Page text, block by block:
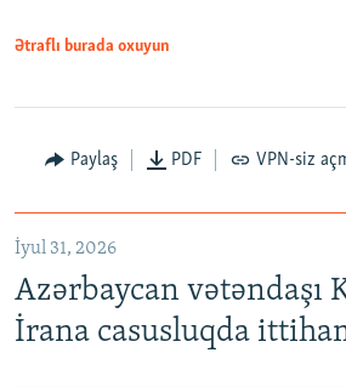
Ətraflı burada oxuyun
Paylaş PDF VPN-siz
İyul 31, 2026
Azərbaycan vətəndaşı
İrana casusluqda